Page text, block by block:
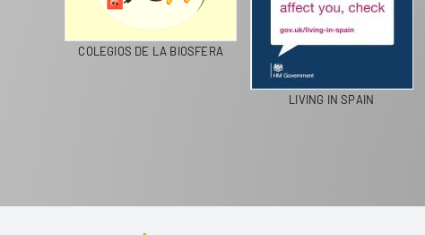
COLEGIOS DE LA BIOSFERA
LIVING IN SPAIN